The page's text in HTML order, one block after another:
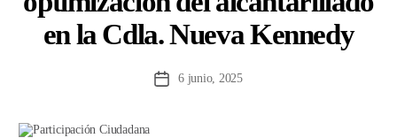
en la Cdla. Nueva Kennedy
Fecha6 junio, 2025